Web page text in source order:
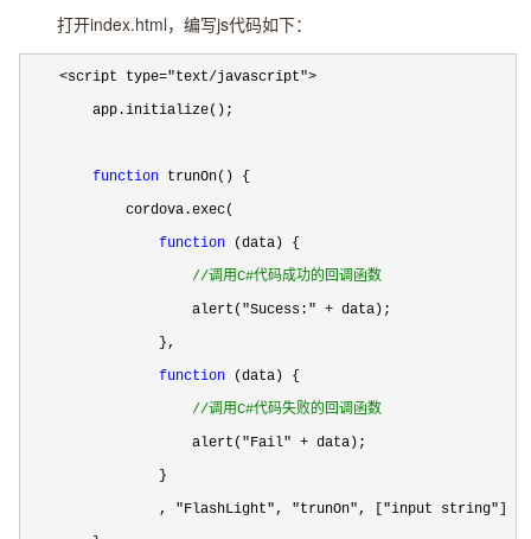
打开index.html，编写js代码如下：
    <script type="text/javascript">
        app.initialize();
function trunOn() {
            cordova.exec(
function (data) {
//调用C#代码成功的回调函数
                    alert("Sucess:" +
data);
                },
function (data) {
//调用C#代码失败的回调函数
                    alert("Fail" +
data);
                }
                ,
"FlashLight", "trunOn", ["input string"